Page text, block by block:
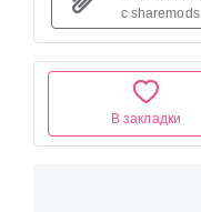
В закладки
с sharemods